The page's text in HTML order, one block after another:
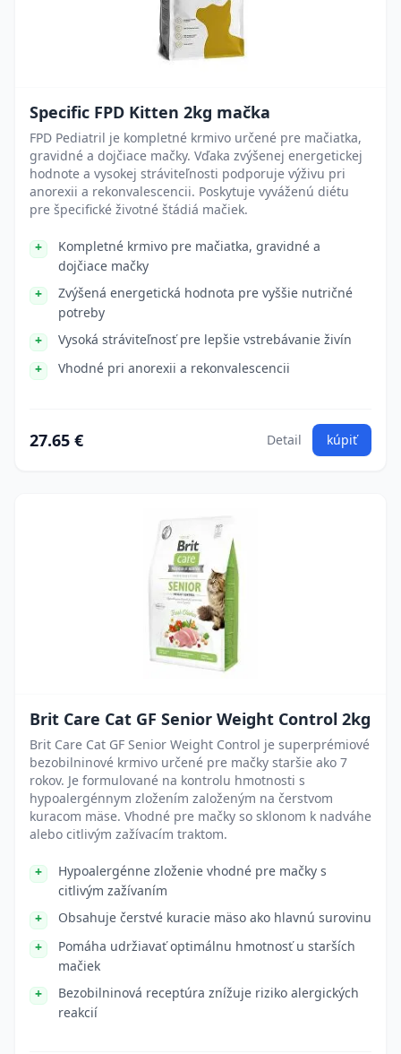
Specific FPD Kitten 2kg mačka
FPD Pediatril je kompletné krmivo určené pre mačiatka,
gravidné a dojčiace mačky. Vďaka zvýšenej energetickej
hodnote a vysokej stráviteľnosti podporuje výživu pri
anorexii a rekonvalescencii. Poskytuje vyváženú diétu
pre špecifické životné štádiá mačiek.
Kompletné krmivo pre mačiatka, gravidné a
dojčiace mačky
Zvýšená energetická hodnota pre vyššie nutričné
potreby
Vysoká stráviteľnosť pre lepšie vstrebávanie živín
Vhodné pri anorexii a rekonvalescencii
27.65 € Detail kúpiť
Brit Care Cat GF Senior Weight Control 2kg
Brit Care Cat GF Senior Weight Control je superprémiové
bezobilninové krmivo určené pre mačky staršie ako 7
rokov. Je formulované na kontrolu hmotnosti s
hypoalergénnym zložením založeným na čerstvom
kuracom mäse. Vhodné pre mačky so sklonom k nadváhe
alebo citlivým zažívacím traktom.
Hypoalergénne zloženie vhodné pre mačky s
citlivým zažívaním
Obsahuje čerstvé kuracie mäso ako hlavnú surovinu
Pomáha udržiavať optimálnu hmotnosť u starších
mačiek
Bezobilninová receptúra znížuje riziko alergických
reakcií